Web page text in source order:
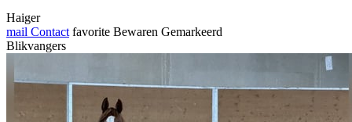
Haiger
mail Contact favorite Bewaren Gemarkeerd
Blikvangers